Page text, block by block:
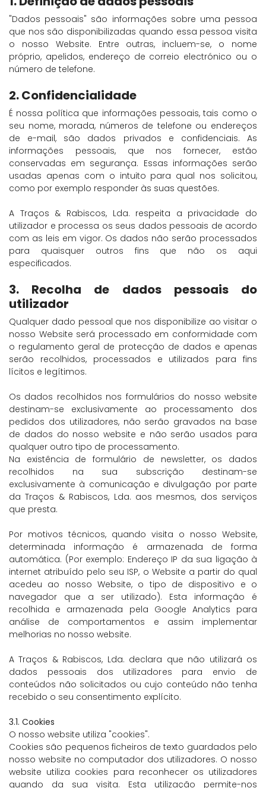
"Dados pessoais" são informações sobre uma pessoa
que nos são disponibilizadas quando essa pessoa visita
o nosso Website. Entre outras, incluem-se, o nome
próprio, apelidos, endereço de correio electrónico ou o
número de telefone.
2. Confidencialidade
É nossa política que informações pessoais, tais como o
seu nome, morada, números de telefone ou endereços
de e-mail, são dados privados e confidenciais. As
informações pessoais, que nos fornecer, estão
conservadas em segurança. Essas informações serão
usadas apenas com o intuito para qual nos solicitou,
como por exemplo responder às suas questões.
A Traços & Rabiscos, Lda. respeita a privacidade do
utilizador e processa os seus dados pessoais de acordo
com as leis em vigor. Os dados não serão processados
para quaisquer outros fins que não os aqui
especificados.
3. Recolha de dados pessoais do
utilizador
Qualquer dado pessoal que nos disponibilize ao visitar o
nosso Website será processado em conformidade com
o regulamento geral de protecção de dados e apenas
serão recolhidos, processados e utilizados para fins
lícitos e legítimos.
Os dados recolhidos nos formulários do nosso website
destinam-se exclusivamente ao processamento dos
pedidos dos utilizadores, não serão gravados na base
de dados do nosso website e não serão usados para
qualquer outro tipo de processamento.
Na existência de formulário de newsletter, os dados
recolhidos na sua subscrição destinam-se
exclusivamente à comunicação e divulgação por parte
da Traços & Rabiscos, Lda. aos mesmos, dos serviços
que presta.
Por motivos técnicos, quando visita o nosso Website,
determinada informação é armazenada de forma
automática. (Por exemplo: Endereço IP da sua ligação à
internet atribuído pelo seu ISP, o Website a partir do qual
acedeu ao nosso Website, o tipo de dispositivo e o
navegador que a ser utilizado). Esta informação é
recolhida e armazenada pela Google Analytics para
análise de comportamentos e assim implementar
melhorias no nosso website.
A Traços & Rabiscos, Lda. declara que não utilizará os
dados pessoais dos utilizadores para envio de
conteúdos não solicitados ou cujo conteúdo não tenha
recebido o seu consentimento explícito.
3.1. Cookies
O nosso website utiliza "cookies".
Cookies são pequenos ficheiros de texto guardados pelo
nosso website no computador dos utilizadores. O nosso
website utiliza cookies para reconhecer os utilizadores
quando da sua visita. Esta utilização permite-nos